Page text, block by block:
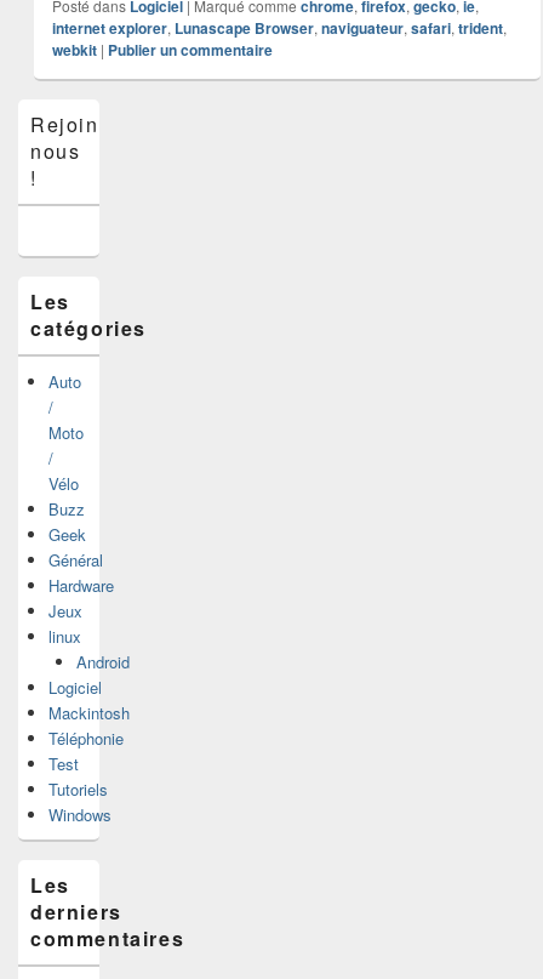
Posté dans Logiciel | Marqué comme chrome, firefox, gecko, ie,
internet explorer, Lunascape Browser, naviguateur, safari, trident,
webkit | Publier un commentaire
principale
de
widget
latérale
Rejoins-
nous
!
Les
catégories
Auto
/
Moto
/
Vélo
Buzz
Geek
Général
Hardware
Jeux
linux
Android
Logiciel
Mackintosh
Téléphonie
Test
Tutoriels
Windows
Les
derniers
commentaires